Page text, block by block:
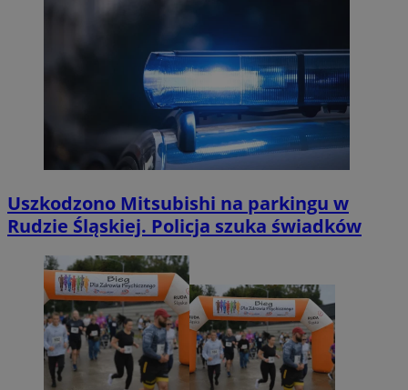
Uszkodzono Mitsubishi na parkingu w
Rudzie Śląskiej. Policja szuka świadków